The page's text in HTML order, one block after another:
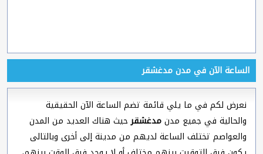
الساعة الآن في مدن مدغشقر
نعرض لكم في ما يلي قائمة تضم الساعة الآن الحقيقية
والحالية في جميع مدنمدغشقرحيث هناك العديد من المدن
والعواصم تختلف الساعة لديهم من مدينة إلى أخرى وبالتالى